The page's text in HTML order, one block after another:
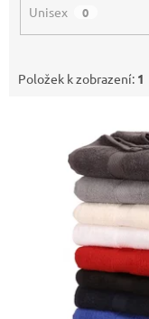
Unisex 0
Položek k zobrazení: 1